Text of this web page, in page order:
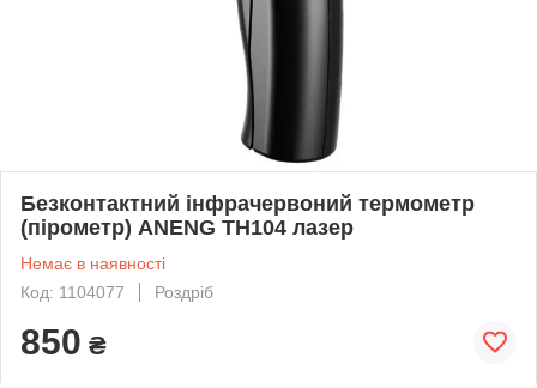
Безконтактний інфрачервоний термометр
(пірометр) ANENG TH104 лазер
Немає в наявності
Код: 1104077
Роздріб
850 ₴